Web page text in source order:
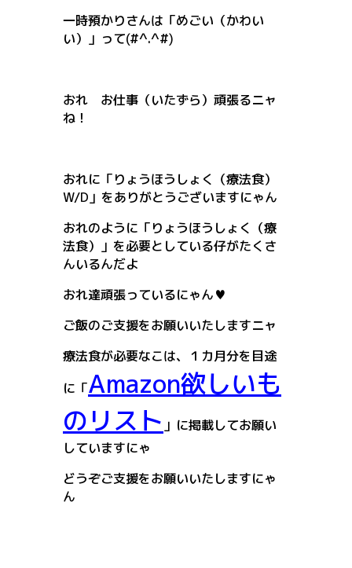
一時預かりさんは「めごい（かわい
い）」って(#^.^#)
おれ お仕事（いたずら）頑張るニャ
ね！
おれに「りょうほうしょく（療法食）
W/D」をありがとうございますにゃん
おれのように「りょうほうしょく（療
法食）」を必要としている仔がたくさ
んいるんだよ
おれ達頑張っているにゃん♥
ご飯のご支援をお願いいたしますニャ
療法食が必要なこは、１カ月分を目途
に「Amazon欲しいも
のリスト 」に掲載してお願い
していますにゃ
どうぞご支援をお願いいたしますにゃ
ん